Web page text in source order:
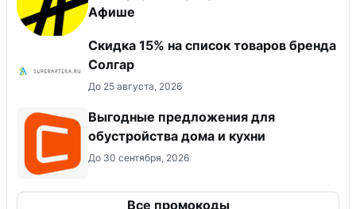
Афише
Скидка 15% на список товаров бренда
Солгар
До 25 августа, 2026
Выгодные предложения для
обустройства дома и кухни
До 30 сентября, 2026
Все промокоды